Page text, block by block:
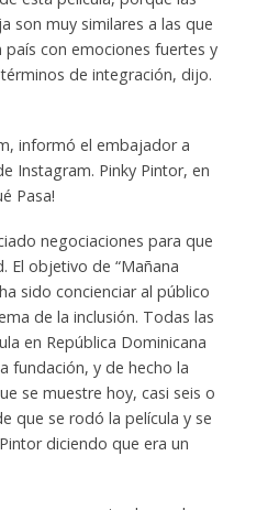
son muy similares a las que
país con emociones fuertes y
de integración, dijo.
informó el embajador a
Instagram. Pinky Pintor, en
Pasa!
negociaciones para que
El objetivo de “Mañana
sido concienciar al público
de la inclusión. Todas las
en República Dominicana
fundación, y de hecho la
se muestre hoy, casi seis o
que se rodó la película y se
diciendo que era un